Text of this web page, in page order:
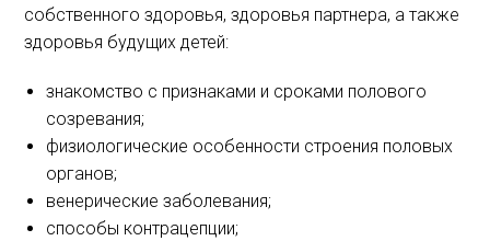
собственного здоровья, здоровья партнера, а также
здоровья будущих детей:
знакомство с признаками и сроками полового
созревания;
физиологические особенности строения половых
органов;
венерические заболевания;
способы контрацепции;